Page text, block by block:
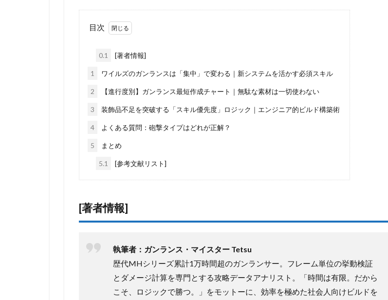
目次
0.1 [著者情報]
1 ワイルズのガンランスは「集中」で変わる｜新システムを活かす必須スキル
2 【進行度別】ガンランス最短作成チャート｜無駄な素材は一切使わない
3 装飾品不足を突破する「スキル優先度」ロジック｜エンジニア的ビルド構築術
4 よくある質問：砲撃タイプはどれが正解？
5 まとめ
5.1 [参考文献リスト]
[著者情報]
執筆者：ガンランス・マイスター Tetsu
歴代MHシリーズ累計1万時間超のガンランサー。フレーム単位の挙動検証
とダメージ計算を専門とする攻略データアナリスト。「時間は有限。だから
こそ、ロジックで勝つ。」をモットーに、効率を極めた社会人向けビルドを